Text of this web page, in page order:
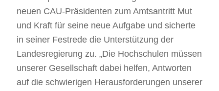
neuen CAU-Präsidenten zum Amtsantritt Mut
und Kraft für seine neue Aufgabe und sicherte
in seiner Festrede die Unterstützung der
Landesregierung zu. „Die Hochschulen müssen
unserer Gesellschaft dabei helfen, Antworten
auf die schwierigen Herausforderungen unserer